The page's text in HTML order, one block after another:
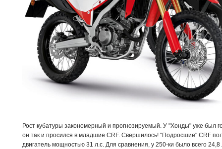
Рост кубатуры закономерный и прогнозируемый. У "Хонды" уже был
он так и просился в младшие CRF. Свершилось! "Подросшие" CRF
двигатель мощностью 31 л.с. Для сравнения, у 250-ки было всего